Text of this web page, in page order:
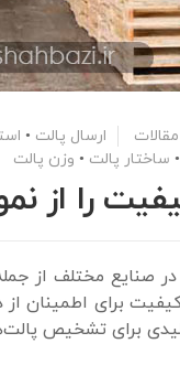
مقالات ارسال پالت •
• ساختار پالت • وزن پالت
را
صنایع مختلف از
برای اطمینان از
برای تشخیص